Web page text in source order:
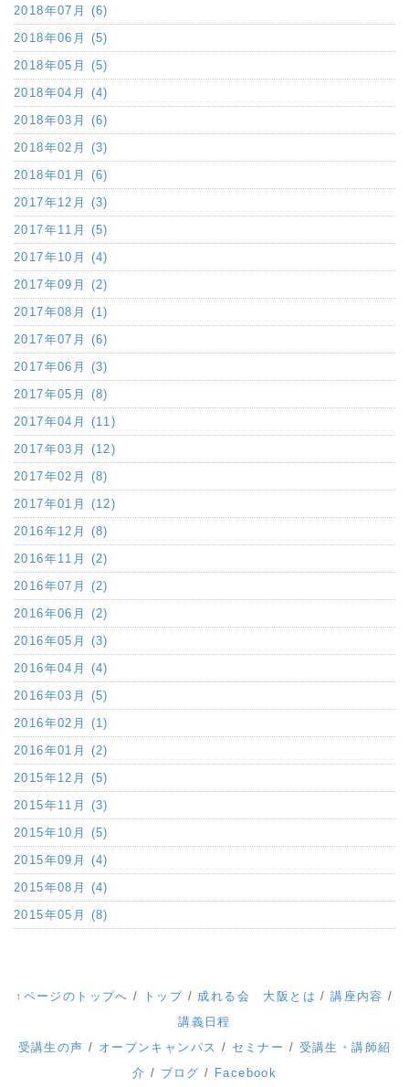
2018年07月 (6)
2018年06月 (5)
2018年05月 (5)
2018年04月 (4)
2018年03月 (6)
2018年02月 (3)
2018年01月 (6)
2017年12月 (3)
2017年11月 (5)
2017年10月 (4)
2017年09月 (2)
2017年08月 (1)
2017年07月 (6)
2017年06月 (3)
2017年05月 (8)
2017年04月 (11)
2017年03月 (12)
2017年02月 (8)
2017年01月 (12)
2016年12月 (8)
2016年11月 (2)
2016年07月 (2)
2016年06月 (2)
2016年05月 (3)
2016年04月 (4)
2016年03月 (5)
2016年02月 (1)
2016年01月 (2)
2015年12月 (5)
2015年11月 (3)
2015年10月 (5)
2015年09月 (4)
2015年08月 (4)
2015年05月 (8)
↑ページのトップへ / トップ / 成れる会 大阪とは /講座内容 /
講義日程
受講生の声 / オープンキャンパス / セミナー / 受講生・講師紹
介 / ブログ / Facebook